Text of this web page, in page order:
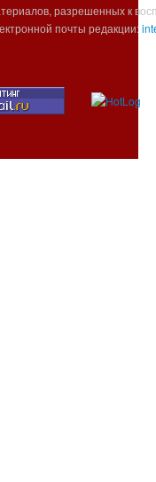
разрешенных к
почты редакции: